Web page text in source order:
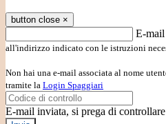
button close ×
E-mail
all'indirizzo indicato con le istruzioni
Non hai una e-mail associata al nome
tramite la Login Spaggiari
E-mail inviata, si prega di